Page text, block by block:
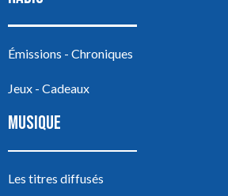
Émissions - Chroniques
Jeux - Cadeaux
MUSIQUE
Les titres diffusés